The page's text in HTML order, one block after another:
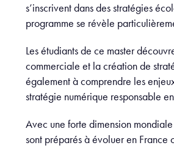
s’inscrivent dans des stratégies
programme se révèle
Les étudiants de ce master
commerciale et la création de
également à comprendre les
stratégie numérique responsable
Avec une forte dimension
sont préparés à évoluer en France